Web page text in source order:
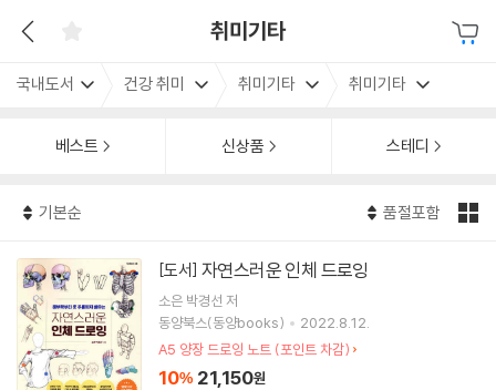
취미기타
국내도서 건강 취미 취미기타 취미기타
베스트 신상품 스테디
기본순 품절포함
[도서] 자연스러운 인체 드로잉
소은 박경선 저
동양북스(동양books)
2022.8.12.
A5 양장 드로잉 노트 (포인트 차감)
10% 21,150원